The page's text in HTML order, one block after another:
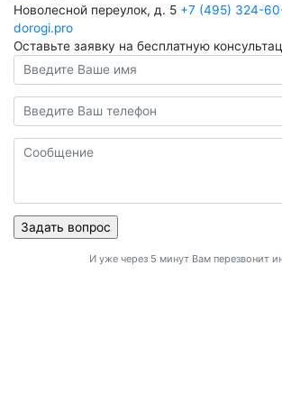
Новолесной переулок, д. 5 +7 (495) 324-
dorogi.pro
Оставьте заявку на бесплатную
И уже через 5 минут Вам перезвонит